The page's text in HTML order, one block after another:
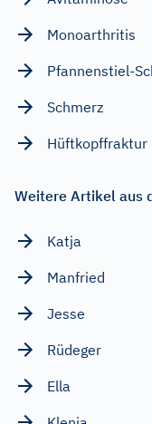
Monoarthritis
Pfannenstiel-
Schmerz
Hüftkopffraktur
Weitere Artikel aus
Katja
Manfried
Jesse
Rüdeger
Ella